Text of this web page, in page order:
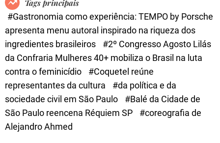
e
Tags principais
#Gastronomia como experiência: TEMPO by Porsche
apresenta menu autoral inspirado na riqueza dos
ingredientes brasileiros
#2º Congresso Agosto Lilás
da Confraria Mulheres 40+ mobiliza o Brasil na luta
contra o feminicídio
#Coquetel reúne
representantes da cultura
#da política e da
sociedade civil em São Paulo
#Balé da Cidade de
São Paulo reencena Réquiem SP
#coreografia de
Alejandro Ahmed